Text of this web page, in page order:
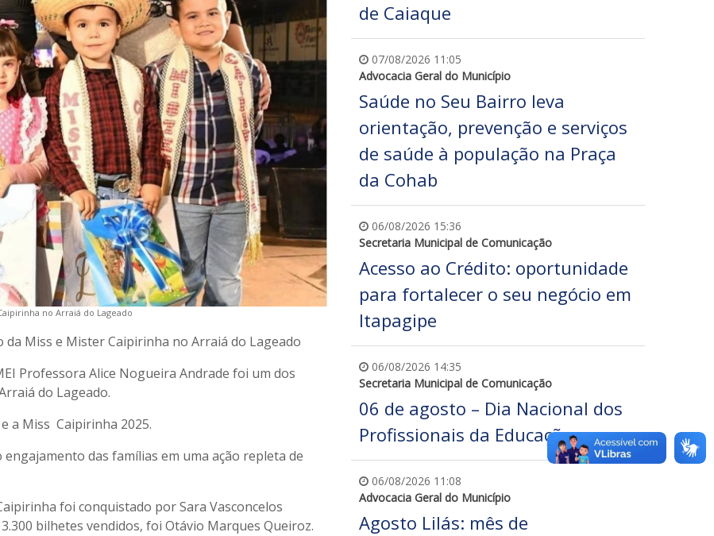
no Arraiá do Lageado
da Miss e Mister Caipirinha no Arraiá do Lageado
Professora Alice Nogueira Andrade foi um dos
do Lageado.
a Miss Caipirinha 2025.
das famílias em uma ação repleta de
foi conquistado por Sara Vasconcelos
bilhetes vendidos, foi Otávio Marques Queiroz.
de Caiaque
07/08/2026 11:05
Advocacia Geral do Município
Saúde no Seu Bairro leva
orientação, prevenção e serviços
de saúde à população na Praça
da Cohab
06/08/2026 15:36
Secretaria Municipal de Comunicação
Acesso ao Crédito: oportunidade
para fortalecer o seu negócio em
Itapagipe
06/08/2026 14:35
Secretaria Municipal de Comunicação
06 de agosto – Dia Nacional dos
Profissionais da Educação
06/08/2026 11:08
Advocacia Geral do Município
Agosto Lilás: mês de